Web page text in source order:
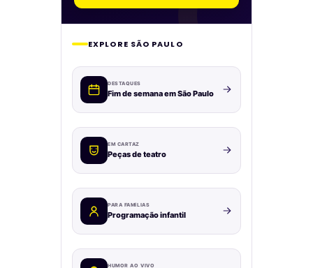
EXPLORE SÃO PAULO
DESTAQUES
Fim de semana em São Paulo
EM CARTAZ
Peças de teatro
PARA FAMÍLIAS
Programação infantil
HUMOR AO VIVO